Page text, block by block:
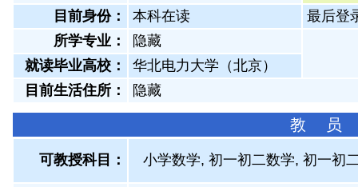
目前身份： 本科在读
最后登
所学专业：
隐藏
就读毕业高校：
华北电力大学（北京）
目前生活住所：
隐藏
教 员
可教授科目： 小学数学, 初一初二数学, 初一初